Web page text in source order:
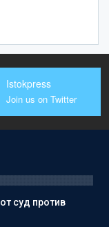
Istokpress
Join us on Twitter
суд против